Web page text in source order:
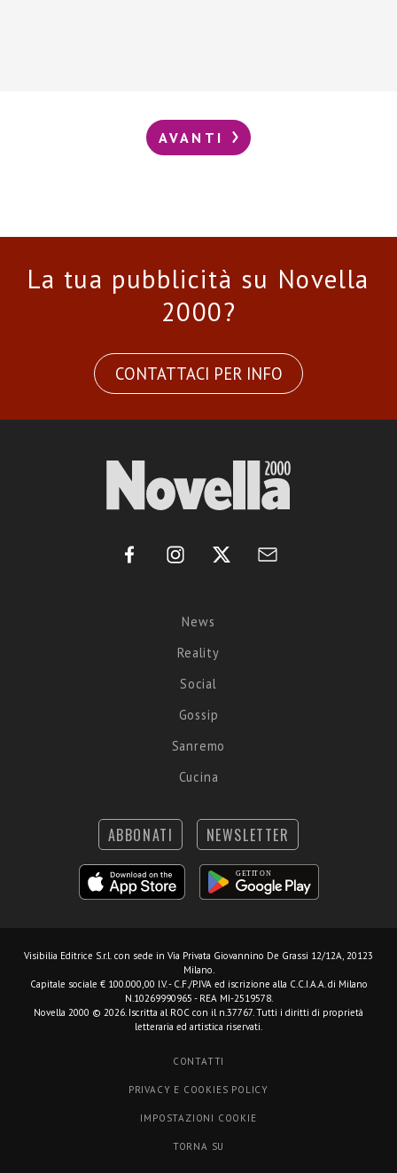
AVANTI
La tua pubblicità su Novella
2000?
CONTATTACI PER INFO
News
Reality
Social
Gossip
Sanremo
Cucina
ABBONATI NEWSLETTER
Visibilia Editrice S.r.l. con sede in Via Privata Giovannino De Grassi 12/12A, 20123
Milano.
Capitale sociale € 100.000,00 I.V. - C.F./P.IVA ed iscrizione alla C.C.I.A.A. di Milano
N.10269990965 - REA MI-2519578.
Novella 2000 © 2026. Iscritta al ROC con il n.37767. Tutti i diritti di proprietà
letteraria ed artistica riservati.
CONTATTI
PRIVACY E COOKIES POLICY
IMPOSTAZIONI COOKIE
TORNA SU